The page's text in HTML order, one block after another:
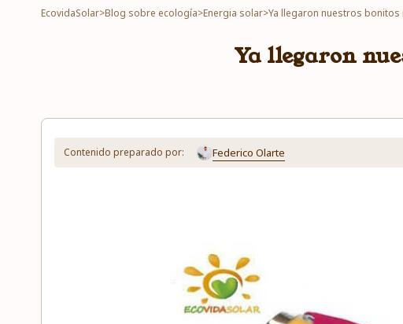
EcovidaSolar>Blog sobre ecología>Energia solar>Ya llegaron nuestros
Ya llegaron
Contenido preparado por: Federico Olarte